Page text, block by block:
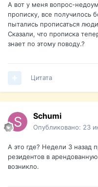
А вот у меня вопрос-
прописку, все получилось
пытались прописаться
Сказали, что прописка
знает по этому поводу.?
Цитата
Schumi
Опубликовано: 23
А это где? Недели 3 назад
резидентов в
возникло.